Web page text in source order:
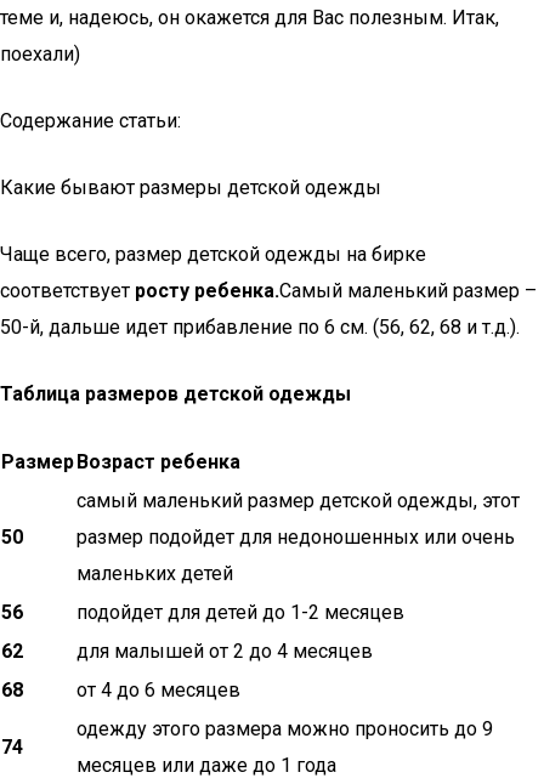
теме и, надеюсь, он окажется для Вас полезным. Итак,
поехали)
Содержание статьи:
Какие бывают размеры детской одежды
Чаще всего, размер детской одежды на бирке
соответствует росту ребенка.Самый маленький размер –
50-й, дальше идет прибавление по 6 см. (56, 62, 68 и т.д.).
Таблица размеров детской одежды
РазмерВозраст ребенка
50
самый маленький размер детской одежды, этот
размер подойдет для недоношенных или очень
маленьких детей
56
подойдет для детей до 1-2 месяцев
62
для малышей от 2 до 4 месяцев
68
от 4 до 6 месяцев
74
одежду этого размера можно проносить до 9
месяцев или даже до 1 года